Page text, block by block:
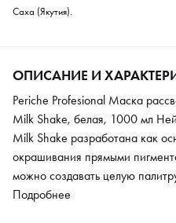
Саха (Якутия).
ОПИСАНИЕ И
Periche Profesional Маска
Milk Shake, белая, 1000 мл
Milk Shake разработана как
окрашивания прямыми
можно создавать целую
помощью Cyber Color.
Подробнее